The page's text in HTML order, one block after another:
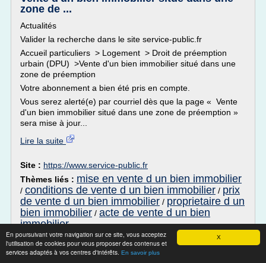
X
En poursuivant votre navigation sur ce site, vous acceptez
l'utilisation de cookies pour vous proposer des contenus et
services adaptés à vos centres d'intérêts. En savoir plus
zone de ...
Actualités
Valider la recherche dans le site service-public.fr
Accueil particuliers > Logement > Droit de préemption
urbain (DPU) >Vente d'un bien immobilier situé dans une
zone de préemption
Votre abonnement a bien été pris en compte.
Vous serez alerté(e) par courriel dès que la page « Vente
d'un bien immobilier situé dans une zone de préemption »
sera mise à jour...
Lire la suite
Site : https://www.service-public.fr
Thèmes liés : mise en vente d un bien immobilier
/ conditions de vente d un bien immobilier / prix
de vente d un bien immobilier / proprietaire d un
bien immobilier / acte de vente d un bien
immobilier
Acquisition Immobilier en Nue-Propriete
au Groupe Edouard ...